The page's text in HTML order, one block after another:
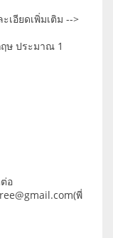
เอียดเพิ่มเติม -->
ษ ประมาณ 1
อ
พี่